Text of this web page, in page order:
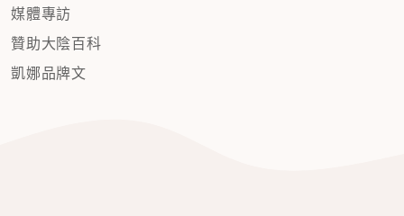
媒體專訪
贊助大陰百科
凱娜品牌文